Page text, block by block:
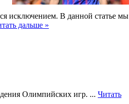
исключением. В данной статье мы
дальше »
Олимпийских игр. ... Читать